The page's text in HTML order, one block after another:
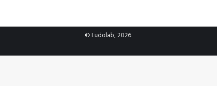
© Ludolab, 2026.